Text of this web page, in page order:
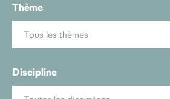
Thème
Tous les thèmes
Discipline